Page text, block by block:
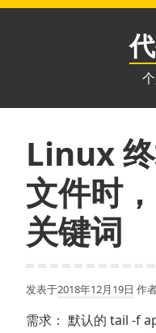
跳
Linux
文件时
关键词
发表于2018年12月19日 作
需求： 默认的 tail -f